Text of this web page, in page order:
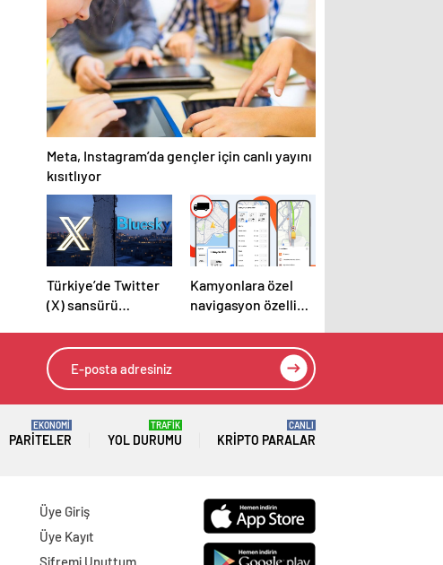
Android’de geldi
deneyimini
kişiselleştirme
imkanı sunan yeni
araçlarını duyurdu
Meta, Instagram’da gençler için canlı yayını
kısıtlıyor
Türkiye’de Twitter
(X) sansürü
bir kesim BlueSky’a
yöneldi!
Kamyonlara özel
navigasyon özelliği
PARITELER
EKONOMİ
YOL DURUMU
TRAFİK
KRIPTO PARALAR
CANLI
Üye Giriş
Üye Kayıt
Şifremi Unuttum